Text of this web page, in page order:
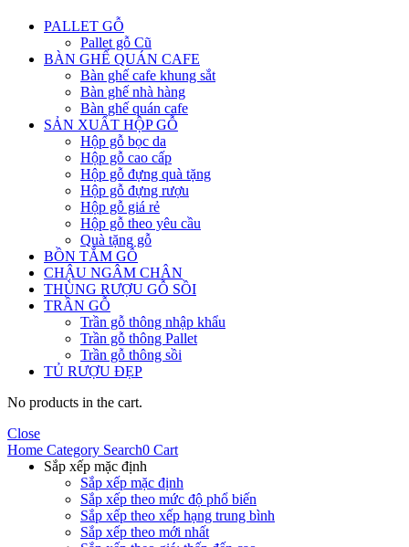
PALLET GỖ
Pallet gỗ Cũ
BÀN GHẾ QUÁN CAFE
Bàn ghế cafe khung sắt
Bàn ghế nhà hàng
Bàn ghế quán cafe
SẢN XUẤT HỘP GỖ
Hộp gỗ bọc da
Hộp gỗ cao cấp
Hộp gỗ đựng quà tặng
Hộp gỗ đựng rượu
Hộp gỗ giá rẻ
Hộp gỗ theo yêu cầu
Quà tặng gỗ
BỒN TẮM GỖ
CHẬU NGÂM CHÂN
THÙNG RƯỢU GỖ SỒI
TRẦN GỖ
Trần gỗ thông nhập khẩu
Trần gỗ thông Pallet
Trần gỗ thông sồi
TỦ RƯỢU ĐẸP
No products in the cart.
Close
Home Category Search0 Cart
Sắp xếp mặc định
Sắp xếp mặc định
Sắp xếp theo mức độ phổ biến
Sắp xếp theo xếp hạng trung bình
Sắp xếp theo mới nhất